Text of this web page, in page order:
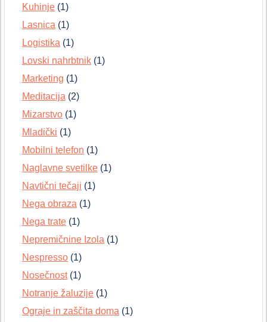
Kuhinje (1)
Lasnica (1)
Logistika (1)
Lovski nahrbtnik (1)
Marketing (1)
Meditacija (2)
Mizarstvo (1)
Mladički (1)
Mobilni telefon (1)
Naglavne svetilke (1)
Navtični tečaji (1)
Nega obraza (1)
Nega trate (1)
Nepremičnine Izola (1)
Nespresso (1)
Nosečnost(1)
Notranje žaluzije (1)
Ograje in zaščita doma (1)